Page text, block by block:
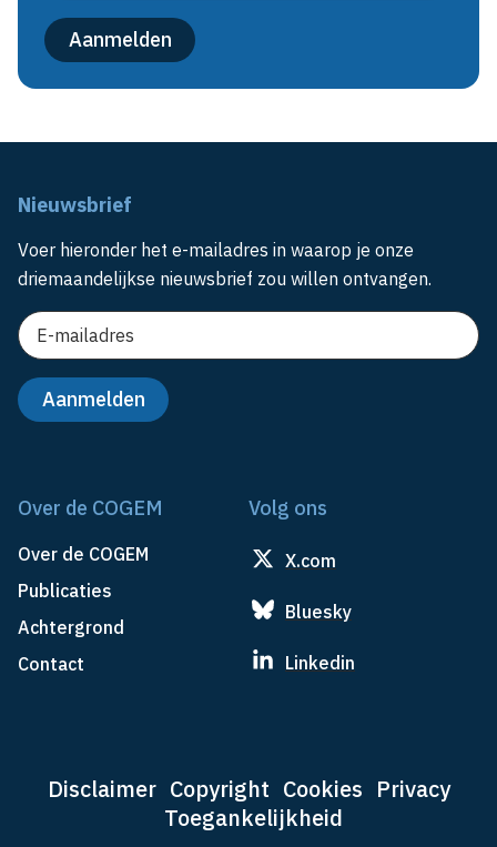
Nieuwsbrief
Voer hieronder het e-mailadres in waarop je onze
driemaandelijkse nieuwsbrief zou willen ontvangen.
Over de COGEM
Over de COGEM
Publicaties
Achtergrond
Contact
Volg ons
X.com
Bluesky
Linkedin
Disclaimer Copyright Cookies Privacy
Toegankelijkheid